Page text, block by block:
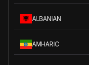
ALBANIAN
AMHARIC